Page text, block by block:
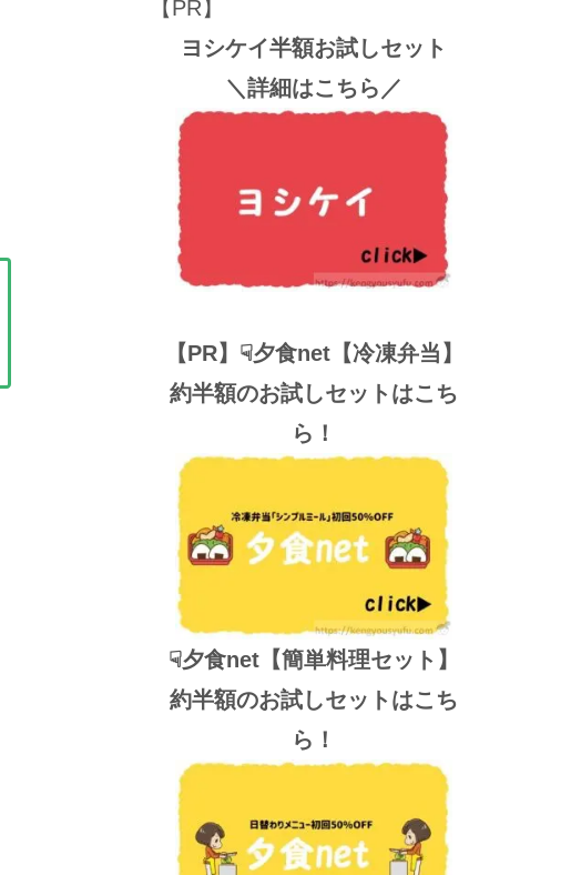
【PR】
ヨシケイ半額お試しセット
＼詳細はこちら／
【PR】☟夕食net【冷凍弁当】
約半額のお試しセットはこち
ら！
☟夕食net【簡単料理セット】
約半額のお試しセットはこち
ら！